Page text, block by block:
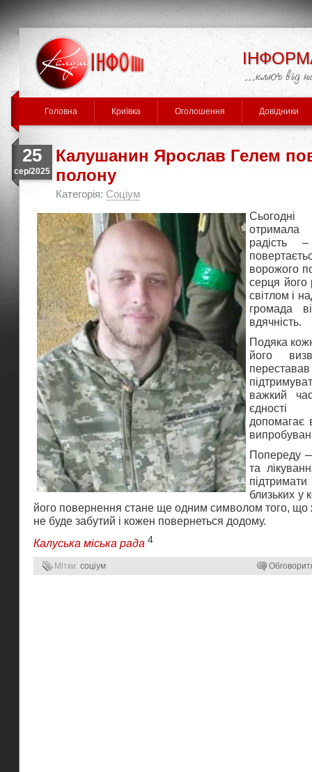
Головна Криївка Оголошення Довідники
25
сер/2025
Калушанин Ярослав Гелем
полону
Категорія: Соціум
радість
ворожого
серця його
світлом і
громада
вдячність.
Подяка
його
важкий
єдності
допомагає
Попереду
та
близьких у
його повернення стане ще одним символом того,
не буде забутий і кожен повернеться додому.
Калуська міська рада 4
Мітки: соціум